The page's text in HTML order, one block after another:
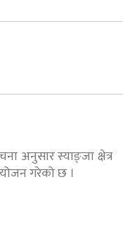
अनुसार स्याङ्जा क्षेत्र
गरेको छ ।